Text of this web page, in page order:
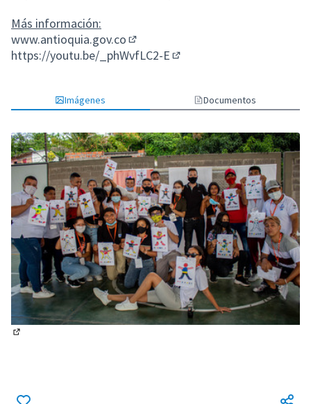
Más información:
www.antioquia.gov.co
(Enlace externo)
https://youtu.be/_phWvfLC2-E
Imágenes Documentos